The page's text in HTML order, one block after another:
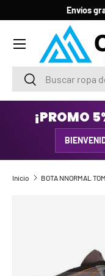
IR AL CONTENIDO
Envíos
BuscarBuscar
Menú
¡PROMO
Inicio BOTA NNORMAL